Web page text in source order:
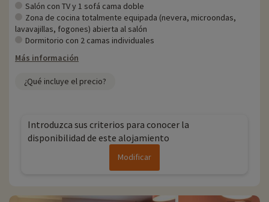
Salón con TV y 1 sofá cama doble
Zona de cocina totalmente equipada (nevera, microondas,
lavavajillas, fogones) abierta al salón
Dormitorio con 2 camas individuales
Más información
¿Qué incluye el precio?
Introduzca sus criterios para conocer la
disponibilidad de este alojamiento
Modificar